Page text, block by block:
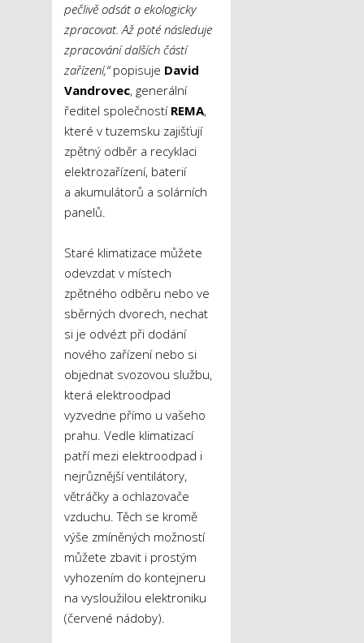
pečlivě odsát a ekologicky
zpracovat. Až poté následuje
zpracování dalších částí
zařízení,“popisuje David
Vandrovec, generální
ředitel společností REMA,
které v tuzemsku zajišťují
zpětný odběr a recyklaci
elektrozařízení, baterií
a akumulátorů a solárních
panelů.
Staré klimatizace můžete
odevzdat v místech
zpětného odběru nebo ve
sběrných dvorech, nechat
si je odvézt při dodání
nového zařízení nebo si
objednat svozovou službu,
která elektroodpad
vyzvedne přímo u vašeho
prahu. Vedle klimatizací
patří mezi elektroodpad i
nejrůznější ventilátory,
větráčky a ochlazovače
vzduchu. Těch se kromě
výše zmíněných možností
můžete zbavit i prostým
vyhozením do kontejneru
na vysloužilou elektroniku
(červené nádoby).